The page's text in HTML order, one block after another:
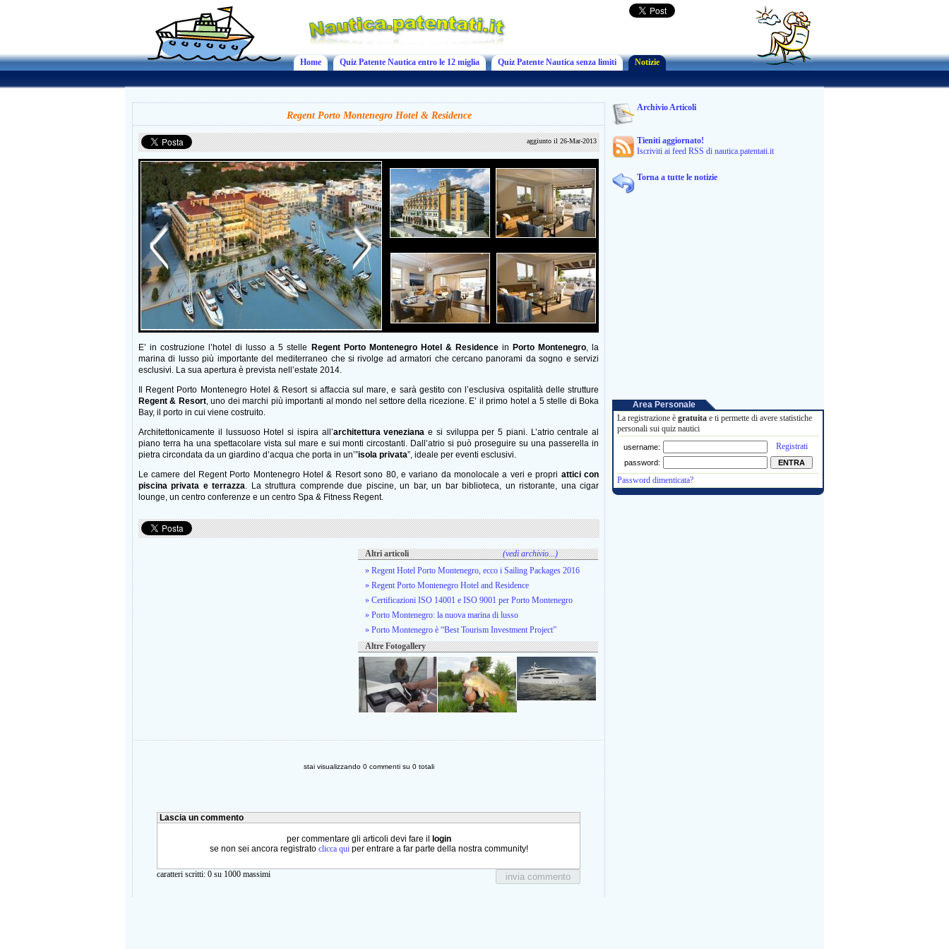
Home Quiz Patente Nautica entro le 12 miglia Quiz Patente Nautica senza limiti Notizie
Archivio Articoli
Tieniti aggiornato!
Iscriviti ai feed RSS di nautica.patentati.it
Torna a tutte le notizie
Area Personale
La registrazione è gratuita e ti permette di avere statistiche
personali sui quiz nautici
username: Registrati
password:
Password dimenticata?
Regent Porto Montenegro Hotel & Residence
aggiunto il 26-Mar-2013
E’ in costruzione l’hotel di lusso a 5 stelle Regent Porto Montenegro Hotel & Residencein Porto Montenegro, la
marina di lusso più importante del mediterraneo che si rivolge ad armatori che cercano panorami da sogno e servizi
esclusivi. La sua apertura è prevista nell’estate 2014.
Il Regent Porto Montenegro Hotel & Resort si affaccia sul mare, e sarà gestito con l’esclusiva ospitalità delle strutture
Regent & Resort, uno dei marchi più importanti al mondo nel settore della ricezione. E’ il primo hotel a 5 stelle di Boka
Bay, il porto in cui viene costruito.
Architettonicamente il lussuoso Hotel si ispira all’architettura veneziana e si sviluppa per 5 piani. L’atrio centrale al
piano terra ha una spettacolare vista sul mare e sui monti circostanti. Dall’atrio si può proseguire su una passerella in
pietra circondata da un giardino d’acqua che porta in un’”isola privata”, ideale per eventi esclusivi.
Le camere del Regent Porto Montenegro Hotel & Resort sono 80, e variano da monolocale a veri e propri attici con
piscina privata e terrazza. La struttura comprende due piscine, un bar, un bar biblioteca, un ristorante, una cigar
lounge, un centro conferenze e un centro Spa & Fitness Regent.
Altri articoli
(vedi archivio...)
» Regent Hotel Porto Montenegro, ecco i Sailing Packages 2016
» Regent Porto Montenegro Hotel and Residence
» Certificazioni ISO 14001 e ISO 9001 per Porto Montenegro
» Porto Montenegro: la nuova marina di lusso
» Porto Montenegro è “Best Tourism Investment Project”
Altre Fotogallery
stai visualizzando 0commenti su 0totali
Lascia un commento
per commentare gli articoli devi fare il
login
se non sei ancora registrato clicca quiper entrare a far parte della nostra community!
caratteri scritti: 0 su 1000 massimi